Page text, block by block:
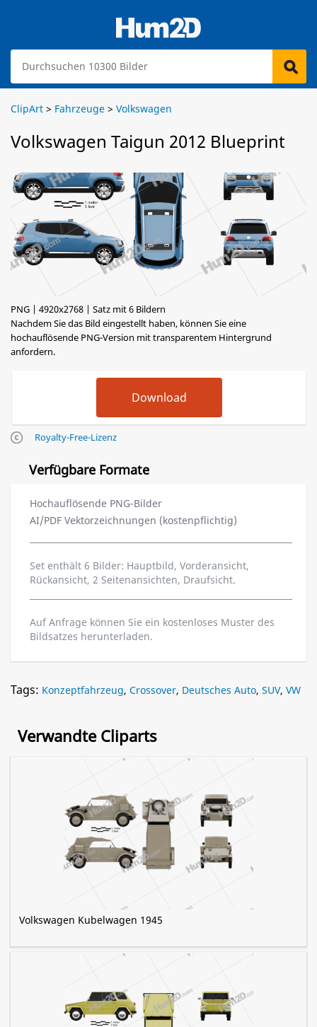
ClipArt > Fahrzeuge > Volkswagen
Volkswagen Taigun 2012 Blueprint
PNG | 4920x2768 | Satz mit 6 Bildern
Nachdem Sie das Bild eingestellt haben, können Sie eine
hochauflösende PNG-Version mit transparentem Hintergrund
anfordern.
Royalty-Free-Lizenz
Verfügbare Formate
Hochauflösende PNG-Bilder
AI/PDF Vektorzeichnungen (kostenpflichtig)
Set enthält 6 Bilder: Hauptbild, Vorderansicht,
Rückansicht, 2 Seitenansichten, Draufsicht.
Auf Anfrage können Sie ein kostenloses Muster des
Bildsatzes herunterladen.
Tags: Konzeptfahrzeug, Crossover, Deutsches Auto, SUV, VW
Verwandte Cliparts
Volkswagen Kubelwagen 1945